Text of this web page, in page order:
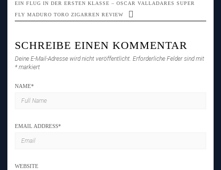
EIN FLUG IN DER ERSTEN KLASSE – OSCAR VALLADARES SUPER
FLY MADURO TORO ZIGARREN REVIEW
SCHREIBE EINEN KOMMENTAR
Deine E-Mail-Adresse wird nicht veröffentlicht. Erforderliche Felder sind mit
* markiert
NAME*
EMAIL ADDRESS*
WEBSITE